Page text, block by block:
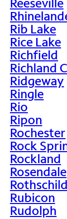
Rib Lake
Rice Lake
Richfield
Richland
Ridgeway
Ringle
Rio
Ripon
Rochester
Rock
Rockland
Rosendale
Rothschild
Rubicon
Rudolph